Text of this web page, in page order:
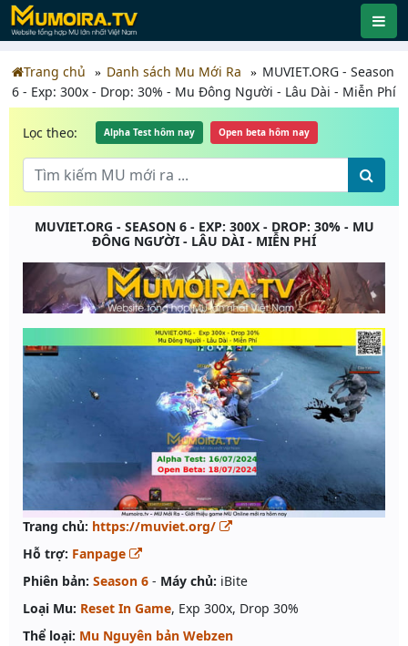
Trang chủ Danh sách Mu Mới Ra
MUVIET.ORG - Season
6 - Exp: 300x - Drop: 30% - Mu Đông Người - Lâu Dài - Miễn Phí
Lọc theo: Alpha Test hôm nay Open beta hôm nay
MUVIET.ORG - SEASON 6 - EXP: 300X - DROP: 30% - MU
ĐÔNG NGƯỜI - LÂU DÀI - MIỄN PHÍ
Trang chủ: https://muviet.org/
Hỗ trợ: Fanpage
Phiên bản: Season 6 - Máy chủ: iBite
Loại Mu: Reset In Game, Exp 300x, Drop 30%
Thể loại: Mu Nguyên bản Webzen